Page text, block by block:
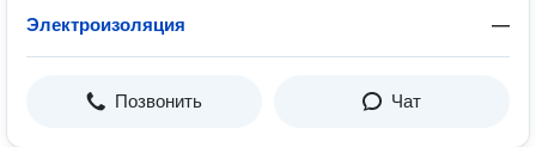
Электроизоляция —
Позвонить Чат